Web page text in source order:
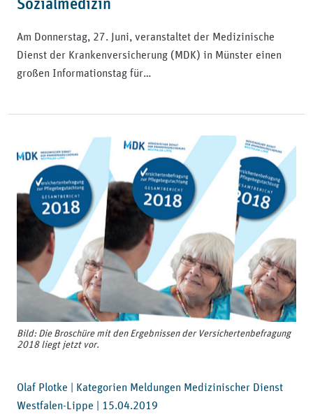
Am Donnerstag, 27. Juni, veranstaltet der Medizinische
Dienst der Krankenversicherung (MDK) in Münster einen
großen Informationstag für…
Bild: Die Broschüre mit den Ergebnissen der Versichertenbefragung
2018 liegt jetzt vor.
Olaf Plotke | Kategorien Meldungen Medizinischer Dienst
Westfalen-Lippe | 15.04.2019